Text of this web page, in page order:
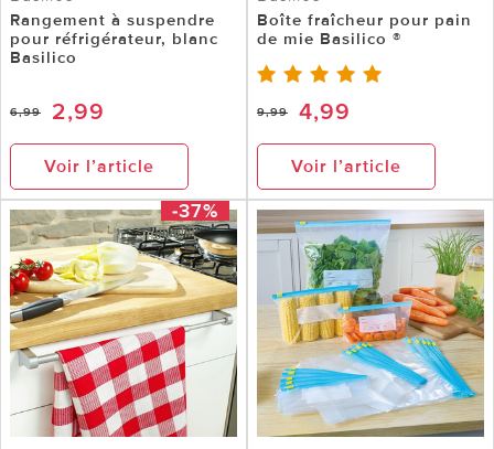
Rangement à suspendre
pour réfrigérateur, blanc
Basilico
6,99 2,99
Voir l’article
Boîte fraîcheur pour pain
de mie Basilico ®
9,99 4,99
Voir l’article
-37%